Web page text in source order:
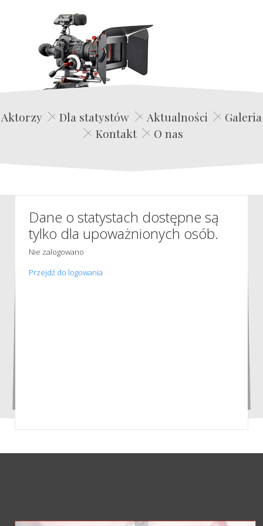
Edwin Film Agencja Aktorska
Aktorzy Dla statystów Aktualności
Galeria
Kontakt
O nas
Dane o statystach dostępne są
tylko dla upoważnionych osób.
Nie zalogowano
Przejdź do logowania